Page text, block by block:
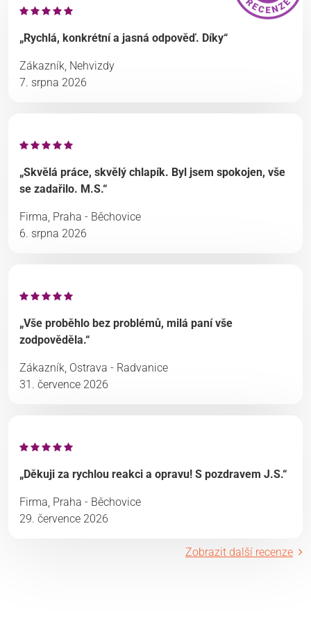
„Rychlá, konkrétní a jasná odpověď. Díky“
Zákazník, Nehvizdy
7. srpna 2026
„Skvělá práce, skvělý chlapík. Byl jsem spokojen, vše
se zadařilo. M.S.“
Firma, Praha - Běchovice
6. srpna 2026
„Vše proběhlo bez problémů, milá paní vše
zodpověděla.“
Zákazník, Ostrava - Radvanice
31. července 2026
„Děkuji za rychlou reakci a opravu! S pozdravem J.S.“
Firma, Praha - Běchovice
29. července 2026
Zobrazit další recenze